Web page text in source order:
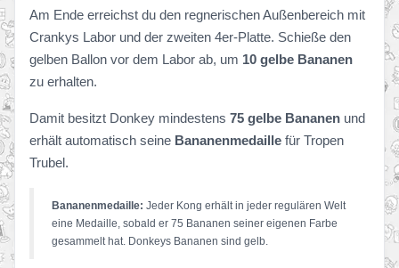
Am Ende erreichst du den regnerischen Außenbereich mit
Crankys Labor und der zweiten 4er-Platte. Schieße den
gelben Ballon vor dem Labor ab, um 10 gelbe Bananen
zu erhalten.
Damit besitzt Donkey mindestens 75 gelbe Bananen und
erhält automatisch seine Bananenmedaille für Tropen
Trubel.
Bananenmedaille: Jeder Kong erhält in jeder regulären Welt
eine Medaille, sobald er 75 Bananen seiner eigenen Farbe
gesammelt hat. Donkeys Bananen sind gelb.